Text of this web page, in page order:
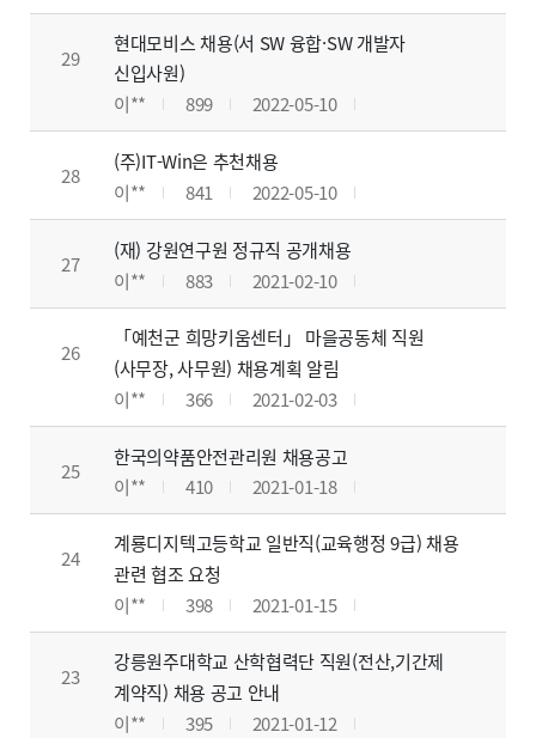
29
현대모비스 채용(서 SW 융합·SW 개발자
신입사원)
이**
899 2022-05-10
28
(주)IT-Win은 추천채용
이**
841 2022-05-10
27
(재) 강원연구원 정규직 공개채용
이**
883 2021-02-10
26
「예천군 희망키움센터」 마을공동체 직원
(사무장, 사무원) 채용계획 알림
이**
366 2021-02-03
25
한국의약품안전관리원 채용공고
이**
410 2021-01-18
24
계룡디지텍고등학교 일반직(교육행정 9급) 채용
관련 협조 요청
이**
398 2021-01-15
23
강릉원주대학교 산학협력단 직원(전산,기간제
계약직) 채용 공고 안내
이**
395 2021-01-12